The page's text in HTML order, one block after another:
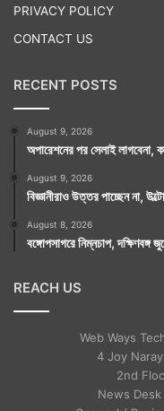
PRIVACY POLICY
CONTACT US
RECENT POSTS
August 9, 2026
অপারেশনের পর সেলাই
August 9, 2026
বিজ্ঞানীরাও উত্তর পাচ্ছেন না,
August 8, 2026
বঙ্গোপসাগরে নিম্নচাপ,
REACH US
Web Ways
4 Joy
2nd
News